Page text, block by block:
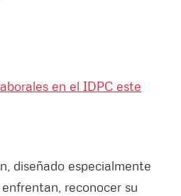
en el IDPC este
diseñado especialmente
reconocer su